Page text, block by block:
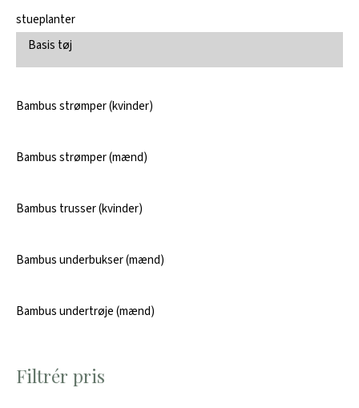
stueplanter
Basis tøj
Bambus strømper (kvinder)
Bambus strømper (mænd)
Bambus trusser (kvinder)
Bambus underbukser (mænd)
Bambus undertrøje (mænd)
Filtrér pris